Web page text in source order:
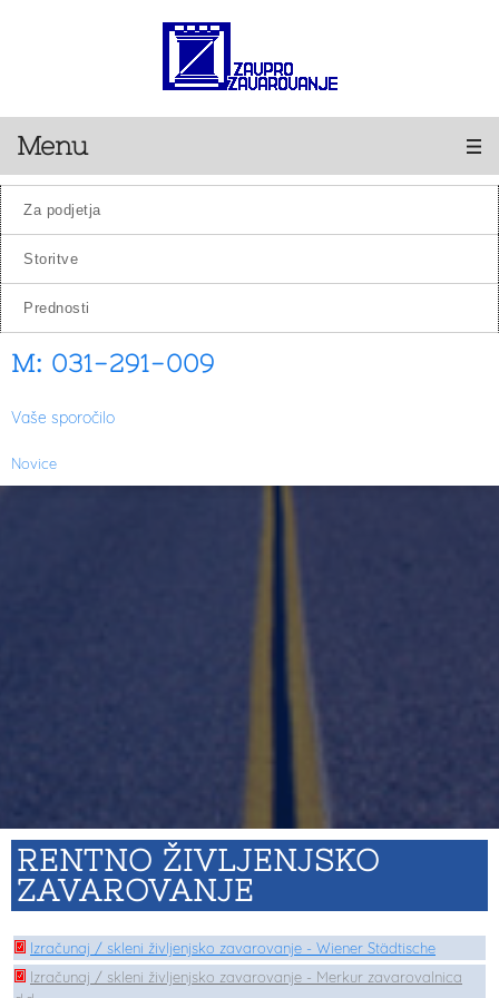
Menu
za podjetja
storitve
prednosti
M: 031-291-009
Vaše sporočilo
Novice
RENTNO ŽIVLJENJSKO
ZAVAROVANJE
Izračunaj / skleni življenjsko zavarovanje - Wiener Stä dtische
Izračunaj / skleni življenjsko zavarovanje - Merkur zavarovalnica